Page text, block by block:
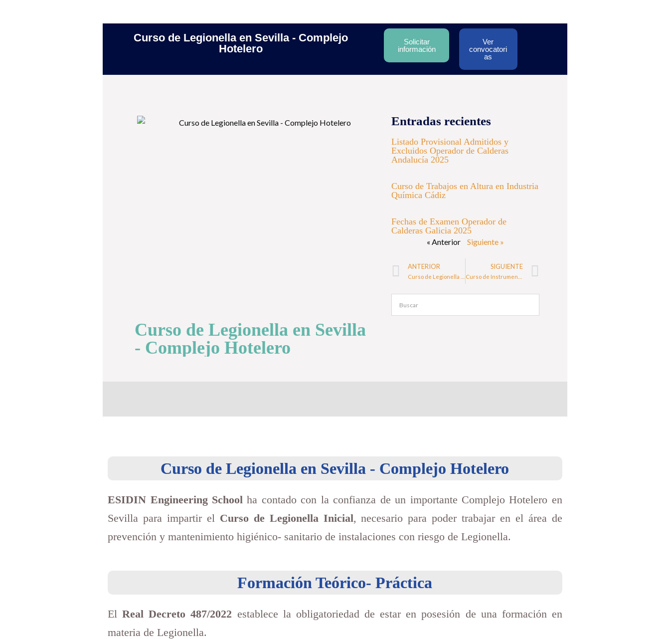
Curso de Legionella en Sevilla - Complejo
Hotelero
Solicitar
información
Ver
convocatori
as
Entradas recientes
Listado Provisional Admitidos y
Excluidos Operador de Calderas
Andalucía 2025
Curso de Trabajos en Altura en Industria
Química Cádiz
Fechas de Examen Operador de
Calderas Galicia 2025
« Anterior Siguiente »
ANTERIOR SIGUIENTE
Curso de Legionella en Sevilla
- Complejo Hotelero
Curso de Legionella en Sevilla - Complejo Hotelero
ESIDIN Engineering School ha contado con la confianza de un importante Complejo Hotelero en
Sevilla para impartir el Curso de Legionella Inicial, necesario para poder trabajar en el área de
prevención y mantenimiento higiénico- sanitario de instalaciones con riesgo de Legionella.
Formación Teórico- Práctica
ElReal Decreto 487/2022 establece la obligatoriedad de estar en posesión de una formación en
materia de Legionella.